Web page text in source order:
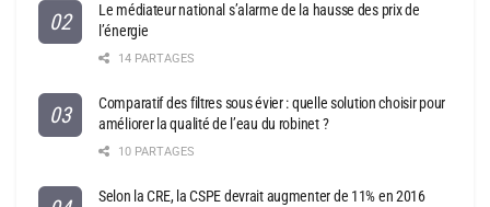
Le médiateur national s’alarme de la hausse des prix de
l’énergie
14 PARTAGES
Comparatif des filtres sous évier : quelle solution choisir pour
améliorer la qualité de l’eau du robinet ?
10 PARTAGES
Selon la CRE, la CSPE devrait augmenter de 11% en 2016